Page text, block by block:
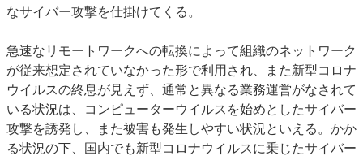
なサイバー攻撃を仕掛けてくる。
急速なリモートワークへの転換によって組織のネットワーク
が従来想定されていなかった形で利用され、また新型コロナ
ウイルスの終息が見えず、通常と異なる業務運営がなされて
いる状況は、コンピューターウイルスを始めとしたサイバー
攻撃を誘発し、また被害も発生しやすい状況といえる。かか
る状況の下、国内でも新型コロナウイルスに乗じたサイバー